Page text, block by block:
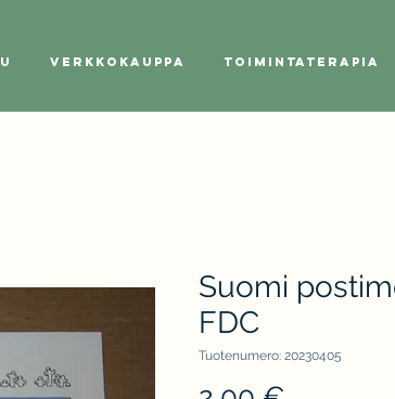
Verkkokauppa Toimintaterapia
Suomi
FDC
Tuotenumero: 20230405